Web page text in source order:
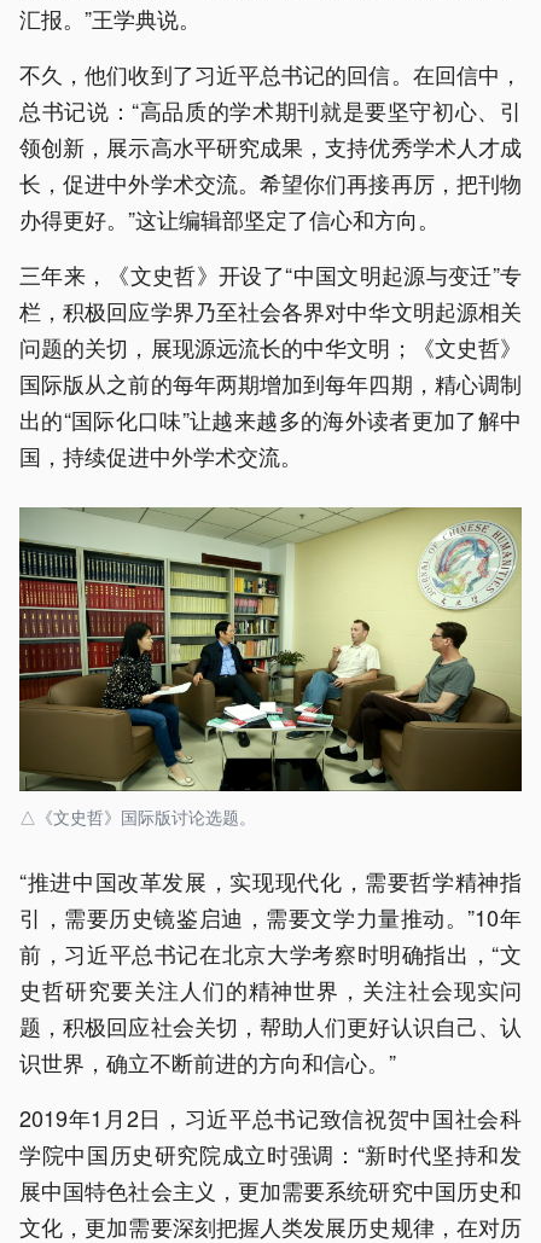
汇报。”王学典说。
不久，他们收到了习近平总书记的回信。在回信中，
总书记说：“高品质的学术期刊就是要坚守初心、引
领创新，展示高水平研究成果，支持优秀学术人才成
长，促进中外学术交流。希望你们再接再厉，把刊物
办得更好。”这让编辑部坚定了信心和方向。
三年来，《文史哲》开设了“中国文明起源与变迁”专
栏，积极回应学界乃至社会各界对中华文明起源相关
问题的关切，展现源远流长的中华文明；《文史哲》
国际版从之前的每年两期增加到每年四期，精心调制
出的“国际化口味”让越来越多的海外读者更加了解中
国，持续促进中外学术交流。
△《文史哲》国际版讨论选题。
“‍推进中国改革发展，实现现代化，需要哲学精神指
引，需要历史镜鉴启迪，需要文学力量推动。”10年
前，习近平总书记在北京大学考察时明确指出，“文
史哲研究要关注人们的精神世界，关注社会现实问
题，积极回应社会关切，帮助人们更好认识自己、认
识世界，确立不断前进的方向和信心。”
2019年1月2日，习近平总书记致信祝贺中国社会科
学院中国历史研究院成立时强调：“新时代坚持和发
展中国特色社会主义，更加需要系统研究中国历史和
文化，更加需要深刻把握人类发展历史规律，在对历